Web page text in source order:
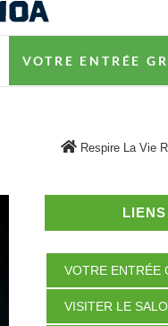
VOTRE ENTRÉE
Respire La Vie
VOTRE ENTRÉE
VISITER LE